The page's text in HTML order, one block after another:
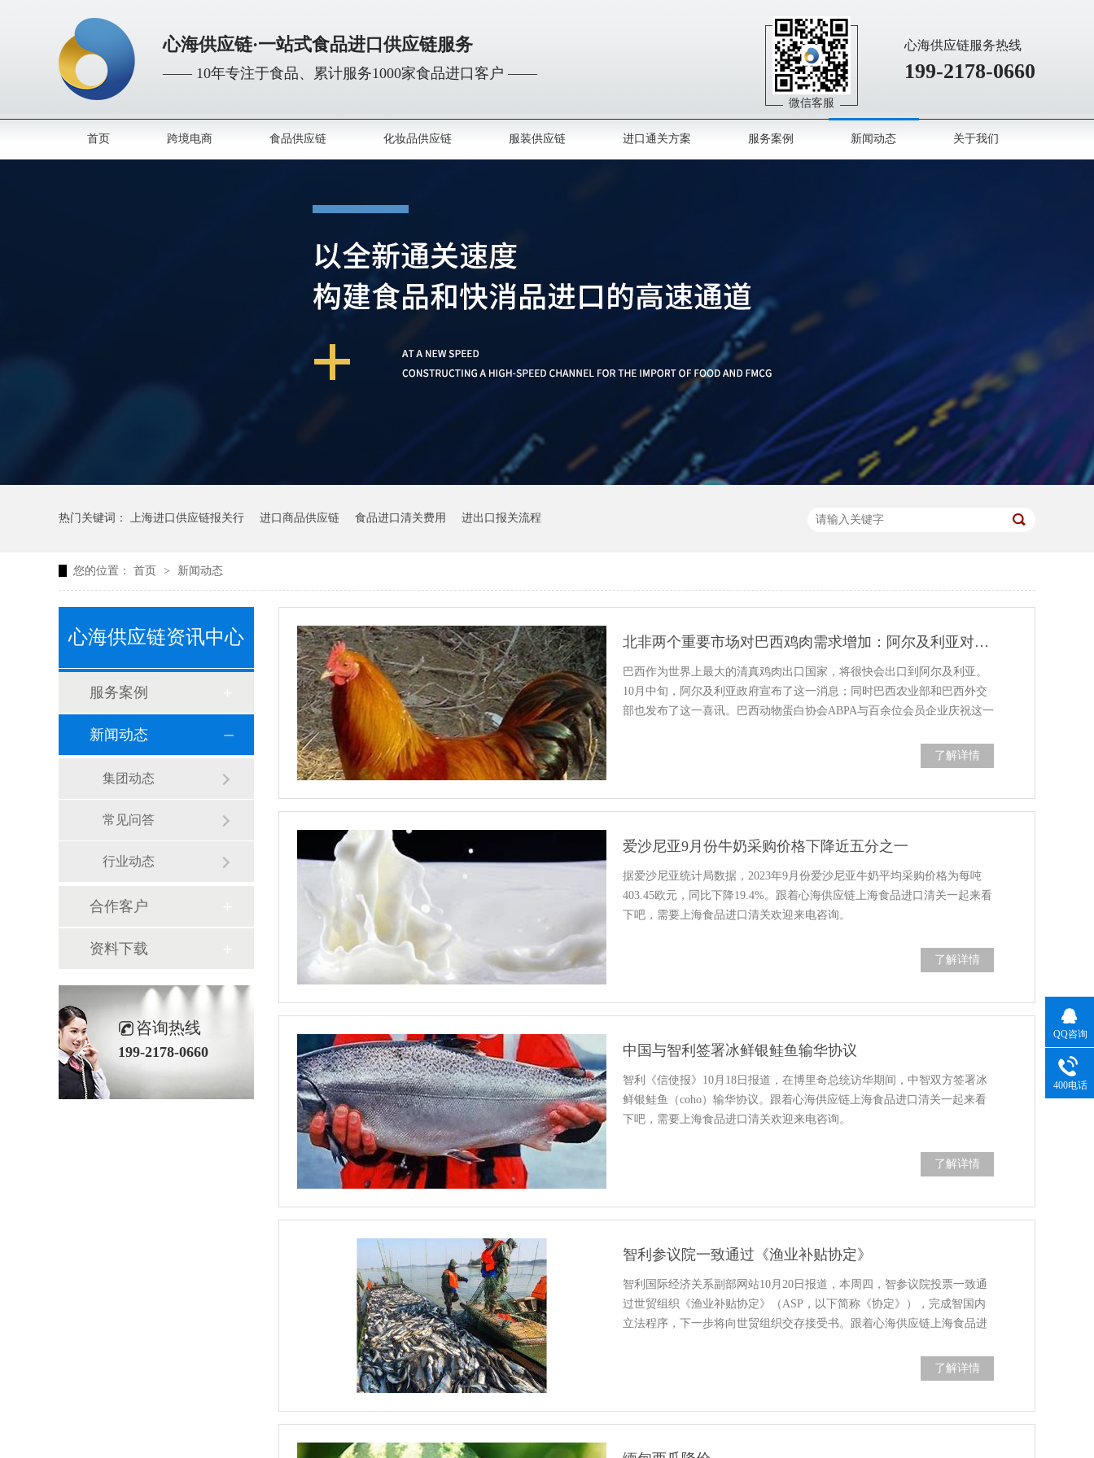
心海供应链·一站式食品进口供应链服务
—— 10年专注于食品、累计服务1000家食品进口客户 ——
微信客服
心海供应链服务热线
199-2178-0660
首页 跨境电商 食品供应链 化妆品供应链 服装供应链 进口通关方案 服务案例 新闻动态 关于我们
热门关键词： 上海进口供应链报关行 进口商品供应链 食品进口清关费用 进出口报关流程
您的位置： 首页 > 新闻动态
心海供应链资讯中心
服务案例
新闻动态
集团动态
常见问答
行业动态
合作客户
资料下载
咨询热线
199-2178-0660
北非两个重要市场对巴西鸡肉需求增加：阿尔及利亚对巴西清真鸡肉开放；埃及暂停征收鸡肉进口关税6个月
巴西作为世界上最大的清真鸡肉出口国家，将很快会出口到阿尔及利亚。
10月中旬，阿尔及利亚政府宣布了这一消息；同时巴西农业部和巴西外交
部也发布了这一喜讯。巴西动物蛋白协会ABPA与百余位会员企业庆祝这一
了解详情
爱沙尼亚9月份牛奶采购价格下降近五分之一
据爱沙尼亚统计局数据，2023年9月份爱沙尼亚牛奶平均采购价格为每吨
403.45欧元，同比下降19.4%。跟着心海供应链上海食品进口清关一起来看
下吧，需要上海食品进口清关欢迎来电咨询。
了解详情
中国与智利签署冰鲜银鲑鱼输华协议
智利《信使报》10月18日报道，在博里奇总统访华期间，中智双方签署冰
鲜银鲑鱼（coho）输华协议。跟着心海供应链上海食品进口清关一起来看
下吧，需要上海食品进口清关欢迎来电咨询。
了解详情
智利参议院一致通过《渔业补贴协定》
智利国际经济关系副部网站10月20日报道，本周四，智参议院投票一致通
过世贸组织《渔业补贴协定》（ASP，以下简称《协定》），完成智国内
立法程序，下一步将向世贸组织交存接受书。跟着心海供应链上海食品进
了解详情
QQ咨询
400电话